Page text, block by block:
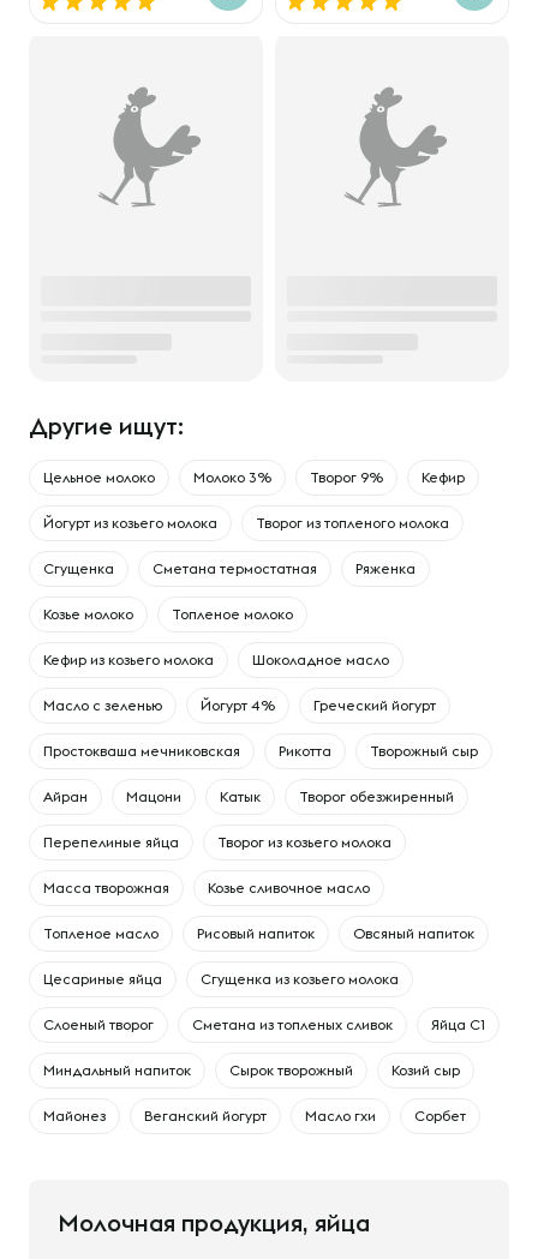
Другие ищут:
Цельное молоко Молоко 3% Творог 9% Кефир
Йогурт из козьего молока Творог из топленого молока
Сгущенка Сметана термостатная Ряженка
Козье молоко Топленое молоко
Кефир из козьего молока Шоколадное масло
Масло с зеленью Йогурт 4% Греческий йогурт
Простокваша мечниковская Рикотта Творожный сыр
Айран Мацони Катык Творог обезжиренный
Перепелиные яйца Творог из козьего молока
Масса творожная Козье сливочное масло
Топленое масло Рисовый напиток Овсяный напиток
Цесариные яйца Сгущенка из козьего молока
Слоеный творог Сметана из топленых сливок Яйца С1
Миндальный напиток Сырок творожный Козий сыр
Майонез Веганский йогурт Масло гхи Сорбет
Молочная продукция, яйца